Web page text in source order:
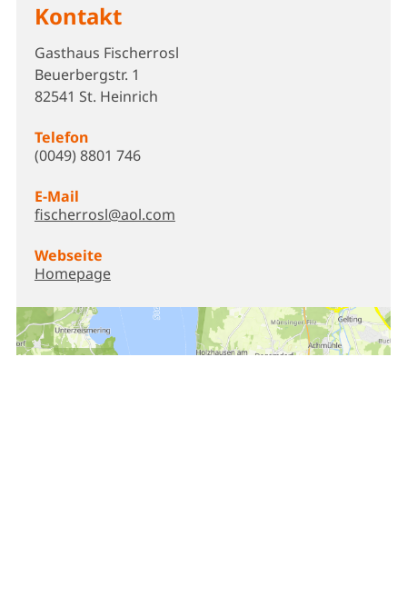
Kontakt
Gasthaus Fischerrosl
Beuerbergstr. 1
82541 St. Heinrich
Telefon
(0049) 8801 746
E-Mail
fischerrosl@aol.com
Webseite
Homepage